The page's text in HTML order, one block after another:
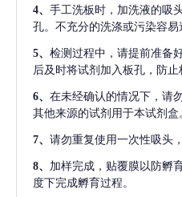
4、 手工洗板时，加洗液的吸
孔。不充分的洗涤或污染容易
5、 检测过程中，请提前准备
后及时将试剂加入板孔，防止
6、 在未经确认的情况下，请
其他来源的试剂用于本试剂盒
7、 请勿重复使用一次性吸头
8、 加样完成，贴覆膜以防孵
度下完成孵育过程。